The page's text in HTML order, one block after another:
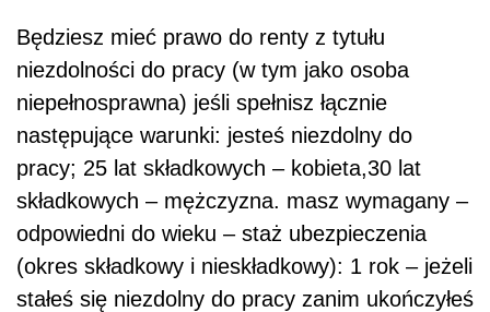
Będziesz mieć prawo do renty z tytułu
niezdolności do pracy (w tym jako osoba
niepełnosprawna) jeśli spełnisz łącznie
następujące warunki: jesteś niezdolny do
pracy; 25 lat składkowych – kobieta,30 lat
składkowych – mężczyzna. masz wymagany –
odpowiedni do wieku – staż ubezpieczenia
(okres składkowy i nieskładkowy): 1 rok – jeżeli
stałeś się niezdolny do pracy zanim ukończyłeś